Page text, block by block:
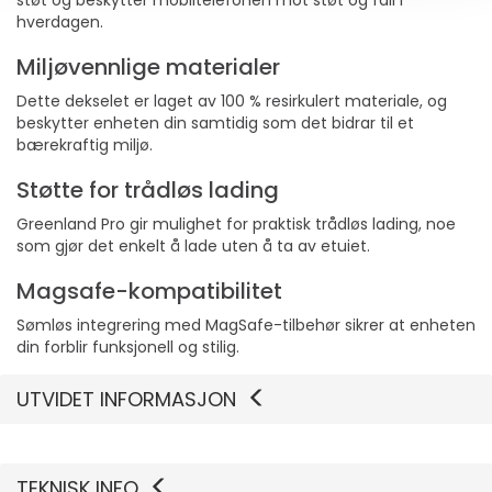
hverdagen.
Miljøvennlige materialer
Dette dekselet er laget av 100 % resirkulert materiale, og
beskytter enheten din samtidig som det bidrar til et
bærekraftig miljø.
Støtte for trådløs lading
Greenland Pro gir mulighet for praktisk trådløs lading, noe
som gjør det enkelt å lade uten å ta av etuiet.
Magsafe-kompatibilitet
Sømløs integrering med MagSafe-tilbehør sikrer at enheten
din forblir funksjonell og stilig.
UTVIDET INFORMASJON